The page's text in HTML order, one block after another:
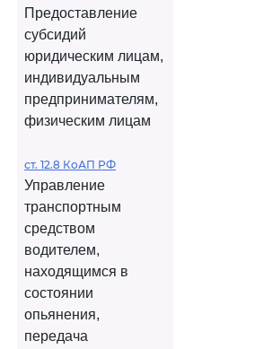
Предоставление
субсидий
юридическим лицам,
индивидуальным
предпринимателям,
физическим лицам
ст. 12.8 КоАП РФ
Управление
транспортным
средством
водителем,
находящимся в
состоянии
опьянения,
передача